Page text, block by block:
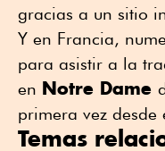
gracias a un sitio
Y en Francia,
para asistir a la
en Notre Dame
primera vez
Temas